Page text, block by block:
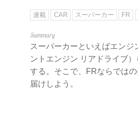
連載 CAR スーパーカー FR
スーパーカーといえばエン
ントエンジン リアドライブ
する。そこで、FRならでは
届けしよう。